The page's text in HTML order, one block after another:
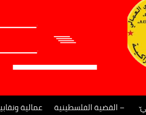
– القضية الفلسطينية عمالية